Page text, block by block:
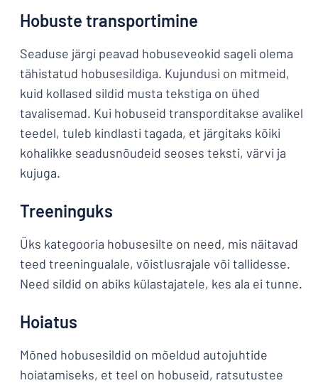
Hobuste transportimine
Seaduse järgi peavad hobuseveokid sageli olema
tähistatud hobusesildiga. Kujundusi on mitmeid,
kuid kollased sildid musta tekstiga on ühed
tavalisemad. Kui hobuseid transporditakse avalikel
teedel, tuleb kindlasti tagada, et järgitaks kõiki
kohalikke seadusnõudeid seoses teksti, värvi ja
kujuga.
Treeninguks
Üks kategooria hobusesilte on need, mis näitavad
teed treeningualale, võistlusrajale või tallidesse.
Need sildid on abiks külastajatele, kes ala ei tunne.
Hoiatus
Mõned hobusesildid on mõeldud autojuhtide
hoiatamiseks, et teel on hobuseid, ratsutustee